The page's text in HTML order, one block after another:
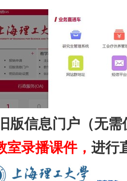
版信息门户（无
室录播课件， 进行